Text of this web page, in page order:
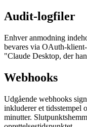
Audit-logfiler
Enhver anmodning
bevares via OAuth-
"Claude Desktop, der
Webhooks
Udgående webhooks
inkluderer et tidsstempel
minutter.